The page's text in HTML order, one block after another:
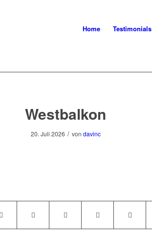
Home Testimonials
Westbalkon
20. Juli 2026 / von davinc